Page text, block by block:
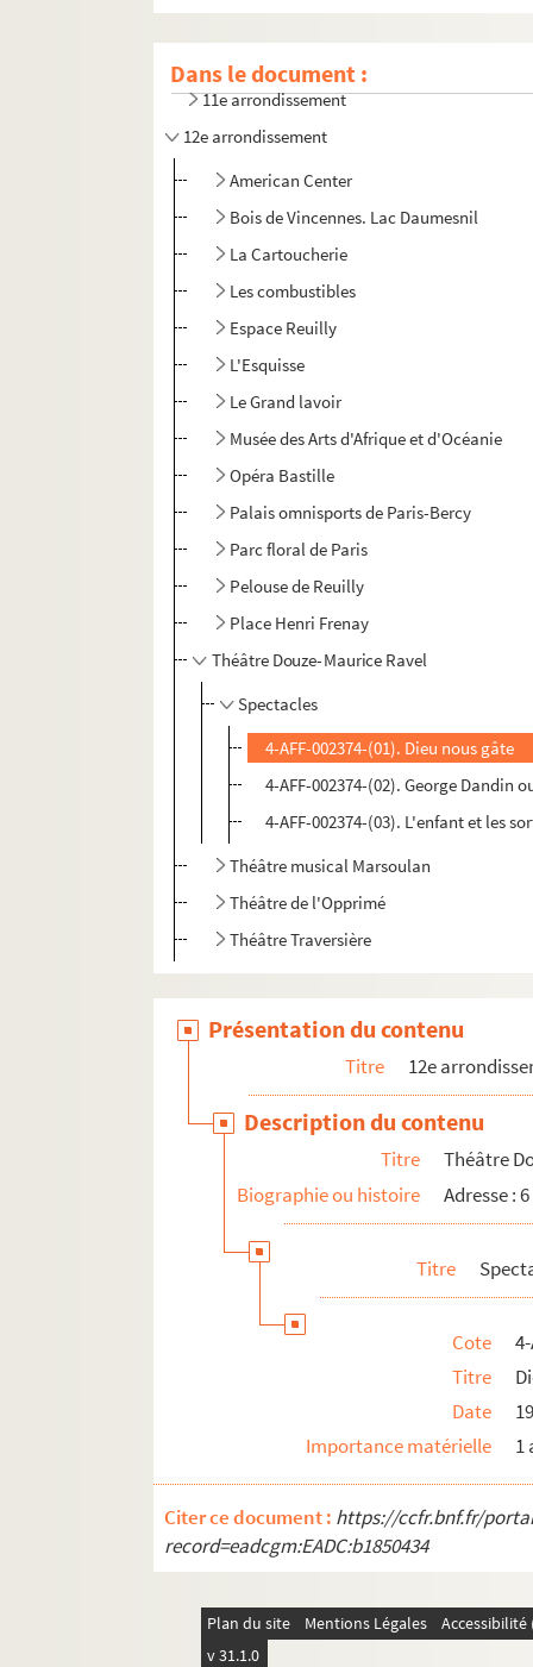
Dans le document :
10e arrondissement
11e arrondissement
12e arrondissement
American Center
Bois de Vincennes. Lac Daumesnil
La Cartoucherie
Les combustibles
Espace Reuilly
L'Esquisse
Le Grand lavoir
Musée des Arts d'Afrique et d'Océanie
Opéra Bastille
Palais omnisports de Paris-Bercy
Parc floral de Paris
Pelouse de Reuilly
Place Henri Frenay
Théâtre Douze-Maurice Ravel
Spectacles
4-AFF-002374-(01). Dieu nous gâte
4-AFF-002374-(02). George Dandin
4-AFF-002374-(03). L'enfant et les
Théâtre musical Marsoulan
Théâtre de l'Opprimé
Théâtre Traversière
Présentation du contenu
Titre 12e
Description du contenu
Titre
Théâtre
Biographie ou histoire
Adresse :
Titre
Cote
Titre
Date
Importance matérielle
1
Citer ce document : https://ccfr.bnf.fr/
record=eadcgm:EADC:b1850434
Plan du site Mentions Légales
v 31.1.0